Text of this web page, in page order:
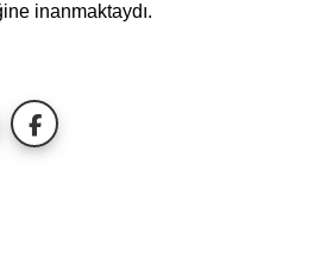
inanmaktaydı.